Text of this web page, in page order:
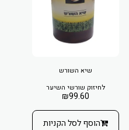
שיא השורש
לחיזוק שורשי השיער
₪99.60
הוסף לסל הקניות